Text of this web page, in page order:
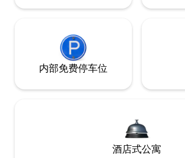
内部免费停车位
酒店式公寓